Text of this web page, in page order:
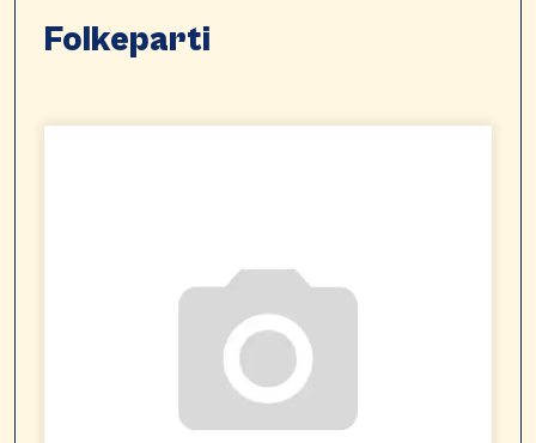
Folkeparti